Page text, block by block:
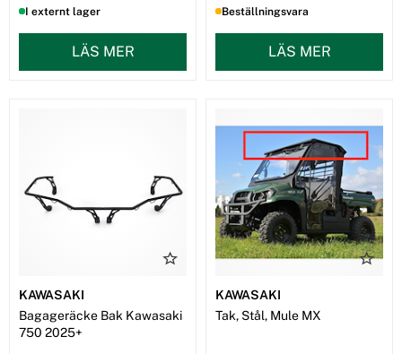
I externt lager
LÄS MER
Beställningsvara
LÄS MER
KAWASAKI
Bagageräcke Bak Kawasaki
750 2025+
KAWASAKI
Tak, Stål, Mule MX